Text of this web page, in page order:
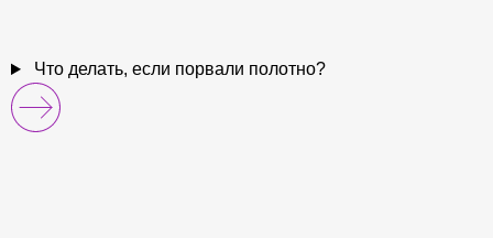
Что делать, если порвали полотно?